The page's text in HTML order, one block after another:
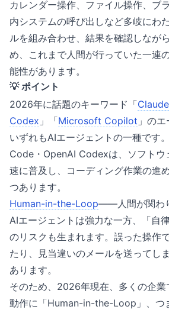
カレンダー操作、ファイル操作、ブ
内システムの呼び出しなど多岐にわ
ルを組み合わせ、結果を確認しなが
め、これまで人間が行っていた一連
能性があります。
💡 ポイント
2026年に話題のキーワード「
Codex 」「Microsoft Copilot 」の
いずれもAIエージェントの一種です
Code・OpenAI Codexは、ソフトウ
速に普及し、コーディング作業の進
つあります。
Human-in-the-Loop——人間が関わ
AIエージェントは強力な一方、「自
のリスクも生まれます。誤った操作
たり、見当違いのメールを送ってし
あります。
そのため、2026年現在、多くの企
動作に「Human-in-the-Loop」、つ